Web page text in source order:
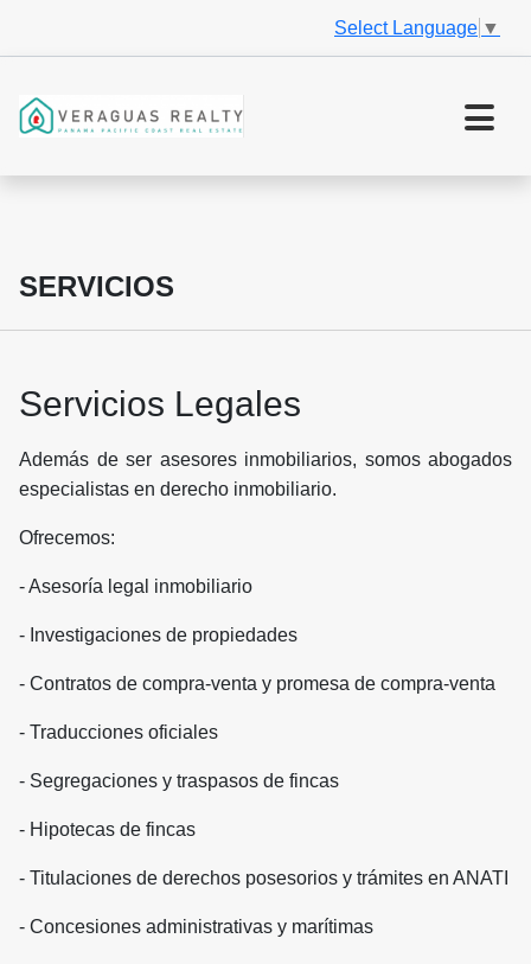
Select Language ▼
SERVICIOS
Servicios Legales
Además de ser asesores inmobiliarios, somos abogados
especialistas en derecho inmobiliario.
Ofrecemos:
- Asesoría legal inmobiliario
- Investigaciones de propiedades
- Contratos de compra-venta y promesa de compra-venta
- Traducciones oficiales
- Segregaciones y traspasos de fincas
- Hipotecas de fincas
- Titulaciones de derechos posesorios y trámites en ANATI
- Concesiones administrativas y marítimas